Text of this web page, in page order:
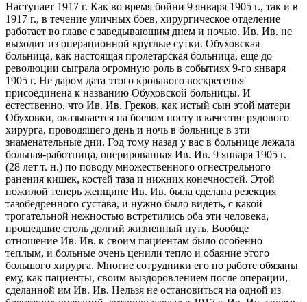
Наступает 1917 г. Как во время бойни 9 января 1905 г., так и в
1917 г., в течение уличных боев, хирургическое отделение
работает во главе с заведывающим днем и ночью. Ив. Ив. не
выходит из операционной круглые сутки. Обуховская
больница, как настоящая пролетарская больница, еще до
революции сыграла огромную роль в событиях 9-го января
1905 г. Не даром дата этого кровавого воскресенья
присоединена к названию Обуховской больницы. И
естественно, что Ив. Ив. Греков, как истый сын этой матери
Обуховки, оказывается на боевом посту в качестве рядового
хирурга, проводящего день и ночь в больнице в эти
знаменательные дни. Год тому назад у вас в больнице лежала
больная-работница, оперированная Ив. Ив. 9 января 1905 г.
(28 лет т. н.) по поводу множественного огнестрельного
ранения кишек, костей таза и нижних конечностей. Этой
пожилой теперь женщине Ив. Ив. была сделана резекция
тазобедренного сустава, и нужно было видеть, с какой
трогательной нежностью встретились оба эти человека,
прошедшие столь долгий жизненный путь. Вообще
отношение Ив. Ив. к своим пациентам было особенно
теплым, и больные очень ценили тепло и обаяние этого
большого хирурга. Многие сотрудники его по работе обязаны
ему, как пациенты, своим выздоровлением после операции,
сделанной им Ив. Ив. Нельзя не остановиться на одной из